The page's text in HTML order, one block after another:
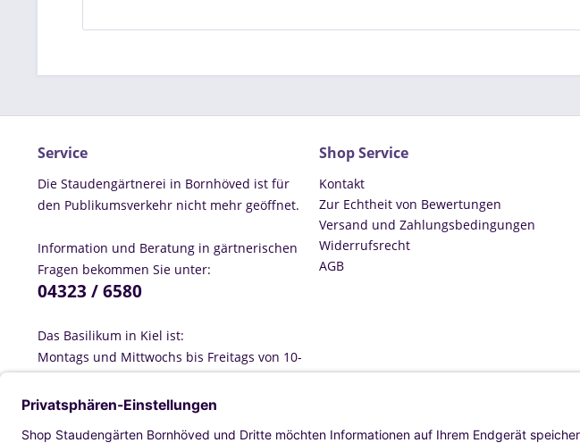
Service
Die Staudengärtnerei in Bornhöved ist für
den Publikumsverkehr nicht mehr geöffnet.
Information und Beratung in gärtnerischen
Fragen bekommen Sie unter:
04323 / 6580
Das Basilikum in Kiel ist:
Montags und Mittwochs bis Freitags von 10-
18:00 Uhr geöffnet, Dienstags ist geschlossen
und Samstags von 10-16 Uhr geöffnet.
Shop Service
Kontakt
Zur Echtheit von Bewertungen
Versand und Zahlungsbedingungen
Widerrufsrecht
AGB